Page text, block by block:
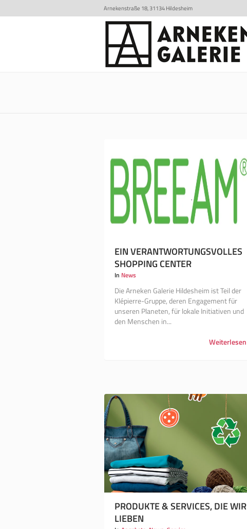
Arnekenstraße 18, 31134 Hildesheim
EIN VERANTWORTUNGSVOLLES
SHOPPING CENTER
In News
Die Arneken Galerie Hildesheim ist Teil der
Klépierre-Gruppe, deren Engagement für
unseren Planeten, für lokale Initiativen und
den Menschen in...
Weiterlesen
PRODUKTE & SERVICES, DIE WIR
LIEBEN